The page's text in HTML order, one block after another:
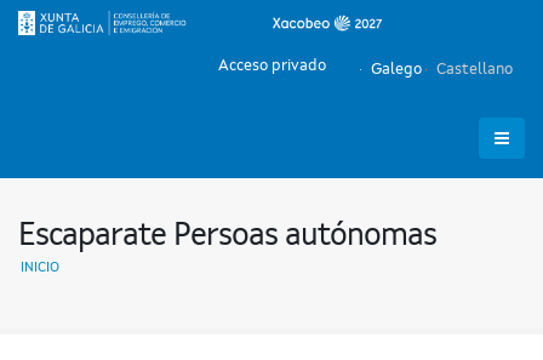
Galego Castellano
Acceso privado
Escaparate Persoas autónomas
INICIO